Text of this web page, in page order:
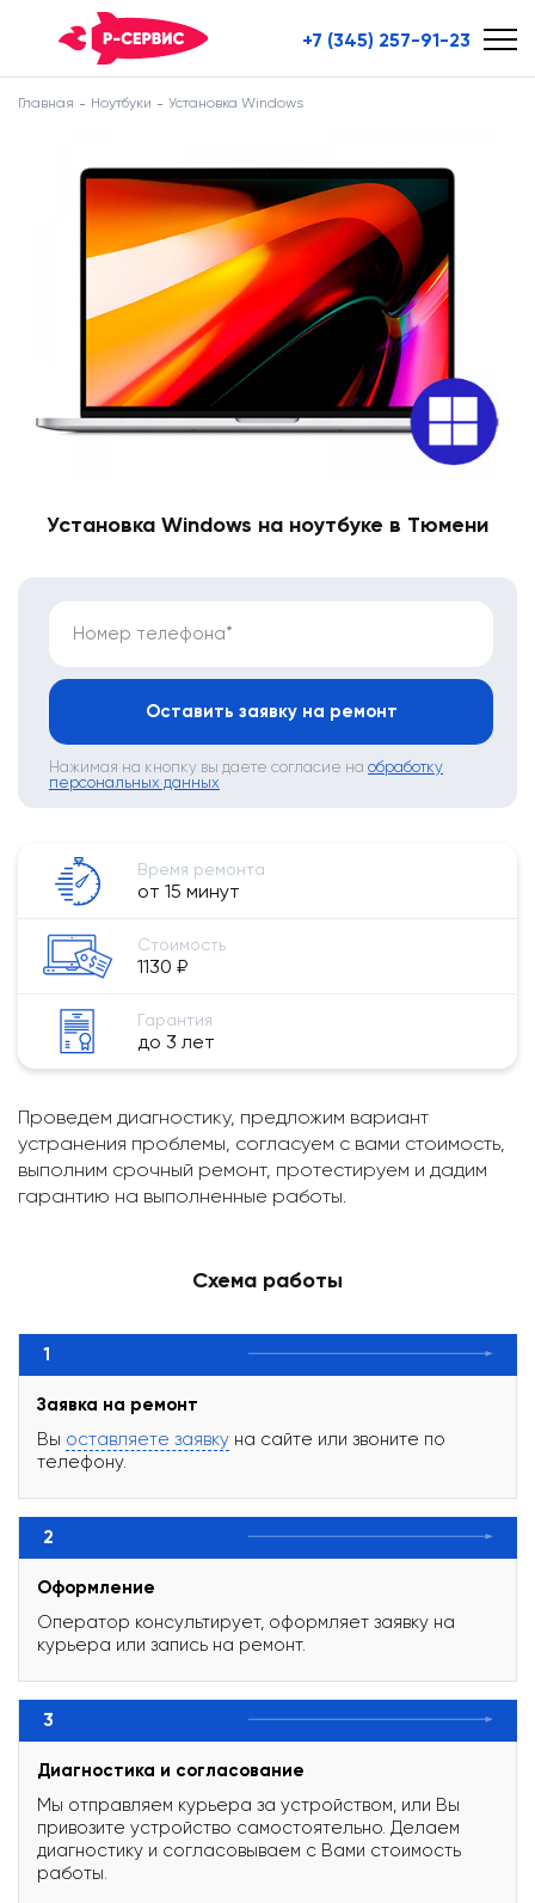
+7 (345) 257-91-23
Главная Ноутбуки Установка Windows
Установка Windows на ноутбуке в Тюмени
Номер телефона*
Оставить заявку на ремонт
Нажимая на кнопку вы даете согласие на обработку
персональных данных
Время ремонта
от 15 минут
Стоимость
1130 ₽
Гарантия
до 3 лет
Проведем диагностику, предложим вариант
устранения проблемы, согласуем с вами стоимость,
выполним срочный ремонт, протестируем и дадим
гарантию на выполненные работы.
Схема работы
1
Заявка на ремонт
Вы оставляете заявку на сайте или звоните по
телефону.
2
Оформление
Оператор консультирует, оформляет заявку на
курьера или запись на ремонт.
3
Диагностика и согласование
Мы отправляем курьера за устройством, или Вы
привозите устройство самостоятельно. Делаем
диагностику и согласовываем с Вами стоимость
работы.